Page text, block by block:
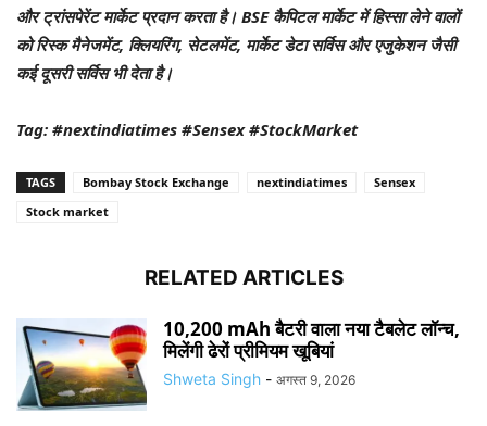
और ट्रांसपेरेंट मार्केट प्रदान करता है। BSE कैपिटल मार्केट में हिस्सा लेने वालों
को रिस्क मैनेजमेंट, क्लियरिंग, सेटलमेंट, मार्केट डेटा सर्विस और एजुकेशन जैसी
कई दूसरी सर्विस भी देता है।
Tag: #nextindiatimes #Sensex #StockMarket
TAGS Bombay Stock Exchange nextindiatimes
Sensex
Stock market
RELATED ARTICLES
10,200 mAh बैटरी वाला नया टैबलेट लॉन्च,
मिलेंगी ढेरों प्रीमियम खूबियां
Shweta Singh - अगस्त 9, 2026